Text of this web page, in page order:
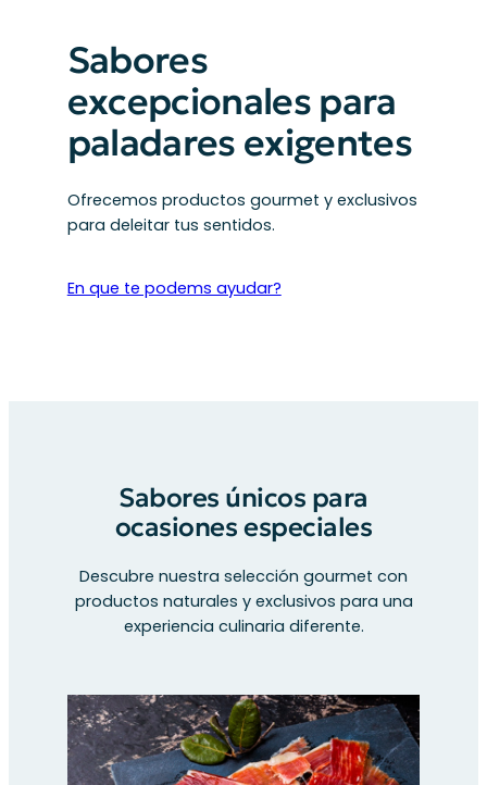
Sabores
excepcionales para
paladares exigentes
Ofrecemos productos gourmet y exclusivos
para deleitar tus sentidos.
En que te podems ayudar?
Sabores únicos para
ocasiones especiales
Descubre nuestra selección gourmet con
productos naturales y exclusivos para una
experiencia culinaria diferente.